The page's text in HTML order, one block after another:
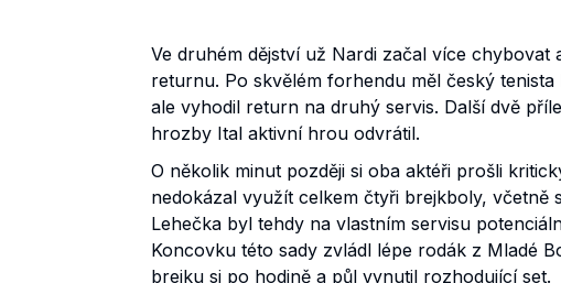
Ve druhém dějství už Nardi začal více chybovat
returnu. Po skvělém forhendu měl český
ale vyhodil return na druhý servis. Další dvě
hrozby Ital aktivní hrou odvrátil.
O několik minut později si oba aktéři prošli
nedokázal využít celkem čtyři brejkboly,
Lehečka byl tehdy na vlastním servisu
Koncovku této sady zvládl lépe rodák z Mladé
brejku si po hodině a půl vynutil rozhodující set.